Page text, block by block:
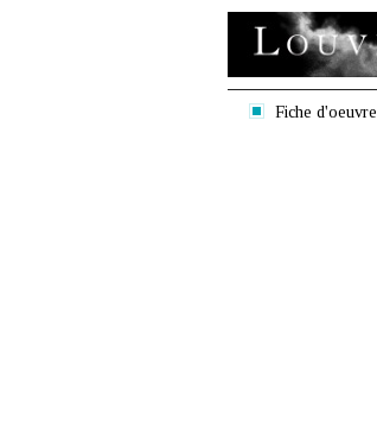
Fiche d'oeuvre